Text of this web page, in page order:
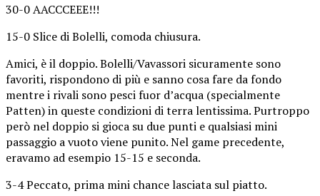
30-0 AACCCEEE!!!
15-0 Slice di Bolelli, comoda chiusura.
Amici, è il doppio. Bolelli/Vavassori sicuramente sono
favoriti, rispondono di più e sanno cosa fare da fondo
mentre i rivali sono pesci fuor d’acqua (specialmente
Patten) in queste condizioni di terra lentissima. Purtroppo
però nel doppio si gioca su due punti e qualsiasi mini
passaggio a vuoto viene punito. Nel game precedente,
eravamo ad esempio 15-15 e seconda.
3-4 Peccato, prima mini chance lasciata sul piatto.